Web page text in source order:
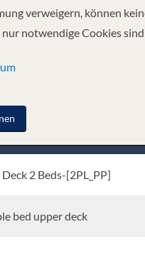
On the upper deck
admire the landscapes,
2 Beds-[2PL_PP]
bed upper deck
verweigern, können
notwendige Cookies